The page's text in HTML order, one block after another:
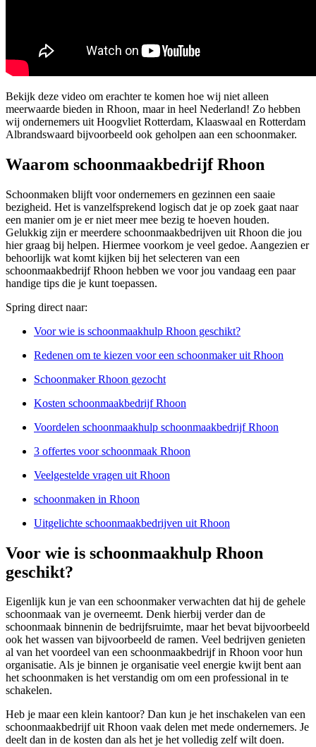
Bekijk deze video om erachter te komen hoe wij niet alleen
meerwaarde bieden in Rhoon, maar in heel Nederland! Zo hebben
wij ondernemers uit Hoogvliet Rotterdam, Klaaswaal en Rotterdam
Albrandswaard bijvoorbeeld ook geholpen aan een schoonmaker.
Waarom schoonmaakbedrijf Rhoon
Schoonmaken blijft voor ondernemers en gezinnen een saaie
bezigheid. Het is vanzelfsprekend logisch dat je op zoek gaat naar
een manier om je er niet meer mee bezig te hoeven houden.
Gelukkig zijn er meerdere schoonmaakbedrijven uit Rhoon die jou
hier graag bij helpen. Hiermee voorkom je veel gedoe. Aangezien er
behoorlijk wat komt kijken bij het selecteren van een
schoonmaakbedrijf Rhoon hebben we voor jou vandaag een paar
handige tips die je kunt toepassen.
Spring direct naar:
Voor wie is schoonmaakhulp Rhoon geschikt?
Redenen om te kiezen voor een schoonmaker uit Rhoon
Schoonmaker Rhoon gezocht
Kosten schoonmaakbedrijf Rhoon
Voordelen schoonmaakhulp schoonmaakbedrijf Rhoon
3 offertes voor schoonmaak Rhoon
Veelgestelde vragen uit Rhoon
schoonmaken in Rhoon
Uitgelichte schoonmaakbedrijven uit Rhoon
Voor wie is schoonmaakhulp Rhoon
geschikt?
Eigenlijk kun je van een schoonmaker verwachten dat hij de gehele
schoonmaak van je overneemt. Denk hierbij verder dan de
schoonmaak binnenin de bedrijfsruimte, maar het bevat bijvoorbeeld
ook het wassen van bijvoorbeeld de ramen. Veel bedrijven genieten
al van het voordeel van een schoonmaakbedrijf in Rhoon voor hun
organisatie. Als je binnen je organisatie veel energie kwijt bent aan
het schoonmaken is het verstandig om om een professional in te
schakelen.
Heb je maar een klein kantoor? Dan kun je het inschakelen van een
schoonmaakbedrijf uit Rhoon vaak delen met mede ondernemers. Je
deelt dan in de kosten dan als het je het volledig zelf wilt doen.